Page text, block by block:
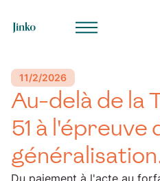
11/2/2026
Au-delà de la
51 à l'épreuve
Du paiement à l'acte au